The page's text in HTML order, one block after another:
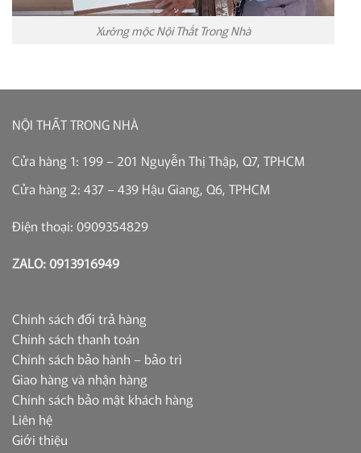
Xưởng mộc Nội Thất Trong Nhà
NỘI THẤT TRONG NHÀ
Cửa hàng 1: 199 – 201 Nguyễn Thị Thập, Q7, TPHCM
Cửa hàng 2: 437 – 439 Hậu Giang, Q6, TPHCM
Điện thoại: 0909354829
ZALO: 0913916949
Chính sách đổi trả hàng
Chính sách thanh toán
Chính sách bảo hành – bảo trì
Giao hàng và nhận hàng
Chính sách bảo mật khách hàng
Liên hệ
Giới thiệu